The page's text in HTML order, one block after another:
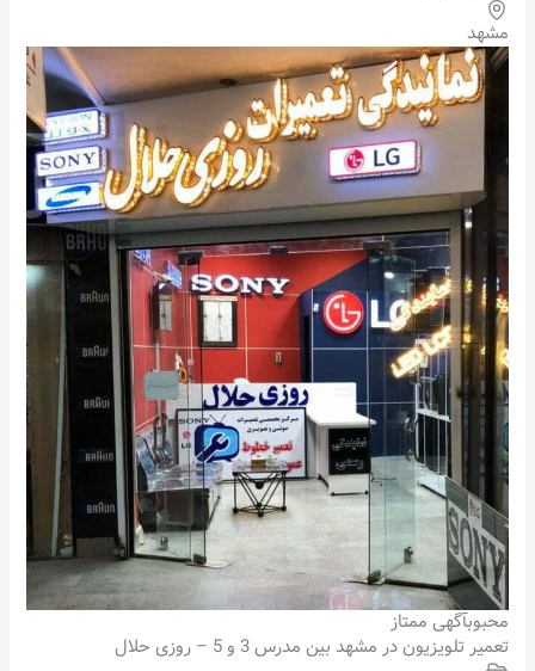
مشهد
محبوبآگهی ممتاز
تعمیر تلویزیون در مشهد بین مدرس 3 و 5 – روزی حلال